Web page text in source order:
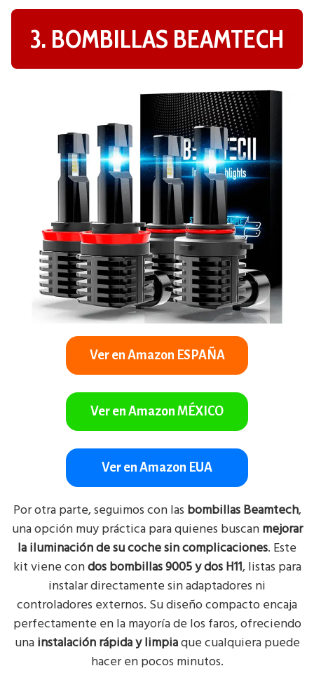
3. BOMBILLAS BEAMTECH
Ver en Amazon ESPAÑA
Ver en Amazon MÉXICO
Ver en Amazon EUA
Por otra parte, seguimos con las bombillas Beamtech,
una opción muy práctica para quienes buscanmejorar
la iluminación de su coche sin complicaciones. Este
kit viene condos bombillas 9005 y dos H11, listas para
instalar directamente sin adaptadores ni
controladores externos. Su diseño compacto encaja
perfectamente en la mayoría de los faros, ofreciendo
unainstalación rápida y limpiaque cualquiera puede
hacer en pocos minutos.